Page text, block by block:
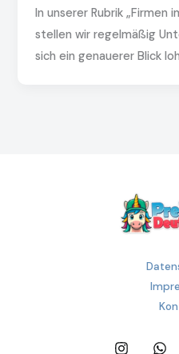
In unserer Rubrik „Firmen
stellen wir regelmäßig
sich ein genauerer Blick